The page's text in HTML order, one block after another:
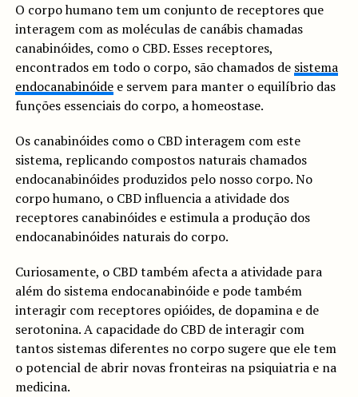
O corpo humano tem um conjunto de receptores que
interagem com as moléculas de canábis chamadas
canabinóides, como o CBD. Esses receptores,
encontrados em todo o corpo, são chamados de sistema
endocanabinóidee servem para manter o equilíbrio das
funções essenciais do corpo, a homeostase.
Os canabinóides como o CBD interagem com este
sistema, replicando compostos naturais chamados
endocanabinóides produzidos pelo nosso corpo. No
corpo humano, o CBD influencia a atividade dos
receptores canabinóides e estimula a produção dos
endocanabinóides naturais do corpo.
Curiosamente, o CBD também afecta a atividade para
além do sistema endocanabinóide e pode também
interagir com receptores opióides, de dopamina e de
serotonina. A capacidade do CBD de interagir com
tantos sistemas diferentes no corpo sugere que ele tem
o potencial de abrir novas fronteiras na psiquiatria e na
medicina.